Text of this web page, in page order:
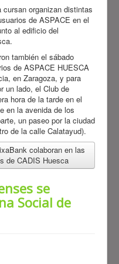
organizan distintas
de ASPACE en el
al edificio del
también el sábado
de ASPACE HUESCA
en Zaragoza, y para
un lado, el Club de
hora de la tarde en el
en la avenida de los
un paseo por la ciudad
de la calle Calatayud).
colaboran en las
de CADIS Huesca
se
Social de